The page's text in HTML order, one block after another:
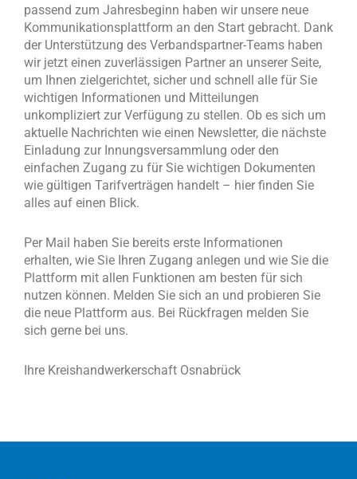
passend zum Jahresbeginn haben wir unsere neue
Kommunikationsplattform an den Start gebracht. Dank
der Unterstützung des Verbandspartner-Teams haben
wir jetzt einen zuverlässigen Partner an unserer Seite,
um Ihnen zielgerichtet, sicher und schnell alle für Sie
wichtigen Informationen und Mitteilungen
unkompliziert zur Verfügung zu stellen. Ob es sich um
aktuelle Nachrichten wie einen Newsletter, die nächste
Einladung zur Innungsversammlung oder den
einfachen Zugang zu für Sie wichtigen Dokumenten
wie gültigen Tarifverträgen handelt – hier finden Sie
alles auf einen Blick.
Per Mail haben Sie bereits erste Informationen
erhalten, wie Sie Ihren Zugang anlegen und wie Sie die
Plattform mit allen Funktionen am besten für sich
nutzen können. Melden Sie sich an und probieren Sie
die neue Plattform aus. Bei Rückfragen melden Sie
sich gerne bei uns.
Ihre Kreishandwerkerschaft Osnabrück